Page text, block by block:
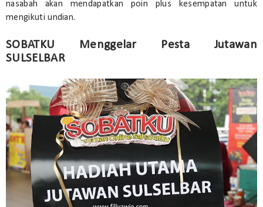
nasabah akan mendapatkan poin plus kesempatan untuk
mengikuti undian.
SOBATKU Menggelar Pesta Jutawan
SULSELBAR